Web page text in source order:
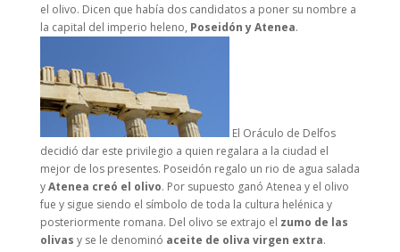
el olivo. Dicen que había dos candidatos a poner su nombre a
la capital del imperio heleno, Poseidón y Atenea.
El Oráculo de Delfos
decidió dar este privilegio a quien regalara a la ciudad el
mejor de los presentes. Poseidón regalo un rio de agua salada
yAtenea creó el olivo. Por supuesto ganó Atenea y el olivo
fue y sigue siendo el símbolo de toda la cultura helénica y
posteriormente romana. Del olivo se extrajo el zumo de las
olivas y se le denominó aceite de oliva virgen extra.